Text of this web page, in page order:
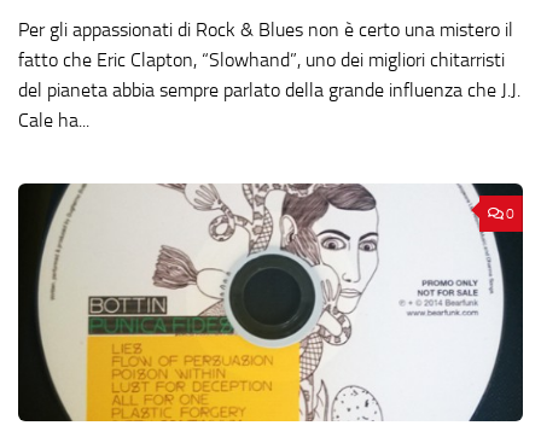
Per gli appassionati di Rock & Blues non è certo una mistero il
fatto che Eric Clapton, “Slowhand”, uno dei migliori chitarristi
del pianeta abbia sempre parlato della grande influenza che J.J.
Cale ha...
0